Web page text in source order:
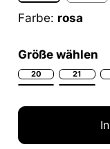
Farbe: rosa
Größe wählen
20 21